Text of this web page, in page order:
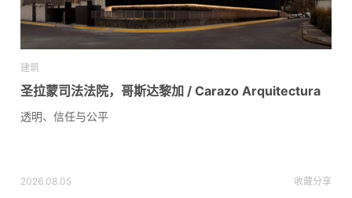
建筑
圣拉蒙司法法院，哥斯达黎加 / Carazo Arquitectura
透明、信任与公平
2026.08.05 收藏分享